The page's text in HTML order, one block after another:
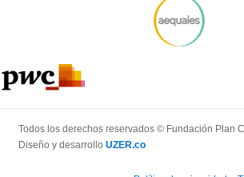
Todos los derechos reservados © Fundación Plan
Diseño y desarrollo UZER.co